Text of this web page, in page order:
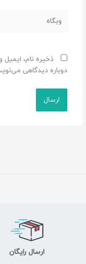
وبگاه
ذخیره نام،
دوباره دیدگاهی
ارسال رایگان